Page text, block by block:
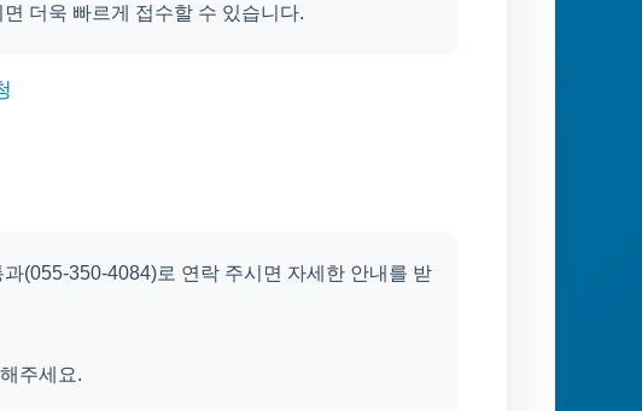
더욱 빠르게 접수할 수 있습니다.
(055-350-4084)로 연락 주시면 자세한 안내를 받
주세요.